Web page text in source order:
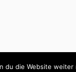
du die Website